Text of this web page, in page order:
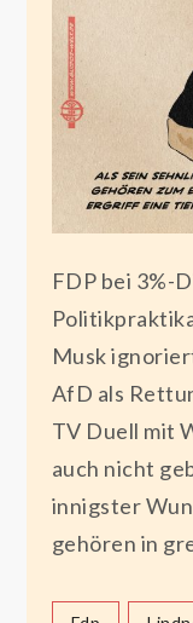
FDP bei 3%-
Musk
AfD als
TV Duell mit
auch nicht
innigster
gehören in